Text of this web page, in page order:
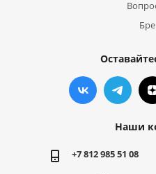
Наши
+7 812 985 51 08